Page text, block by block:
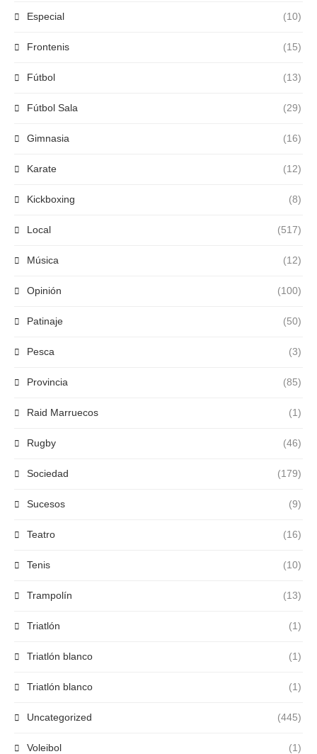
Especial (10)
Frontenis (15)
Fútbol (13)
Fútbol Sala (29)
Gimnasia (16)
Karate (12)
Kickboxing (8)
Local (517)
Música (12)
Opinión (100)
Patinaje (50)
Pesca (3)
Provincia (85)
Raid Marruecos (1)
Rugby (46)
Sociedad (179)
Sucesos (9)
Teatro (16)
Tenis (10)
Trampolín (13)
Triatlón (1)
Triatlón blanco (1)
Triatlón blanco (1)
Uncategorized (445)
Voleibol (1)